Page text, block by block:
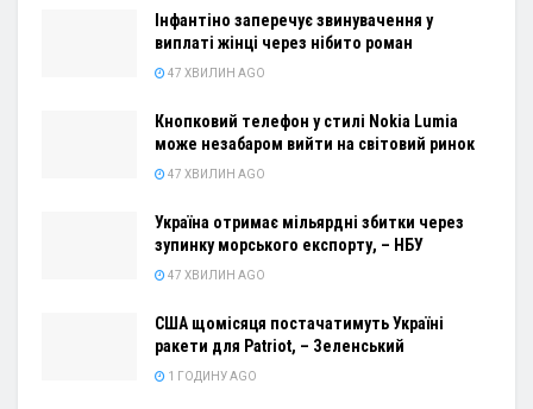
Інфантіно заперечує звинувачення у
виплаті жінці через нібито роман
47 ХВИЛИН AGO
Кнопковий телефон у стилі Nokia Lumia
може незабаром вийти на світовий ринок
47 ХВИЛИН AGO
Україна отримає мільярдні збитки через
зупинку морського експорту, – НБУ
47 ХВИЛИН AGO
США щомісяця постачатимуть Україні
ракети для Patriot, – Зеленський
1 ГОДИНУ AGO